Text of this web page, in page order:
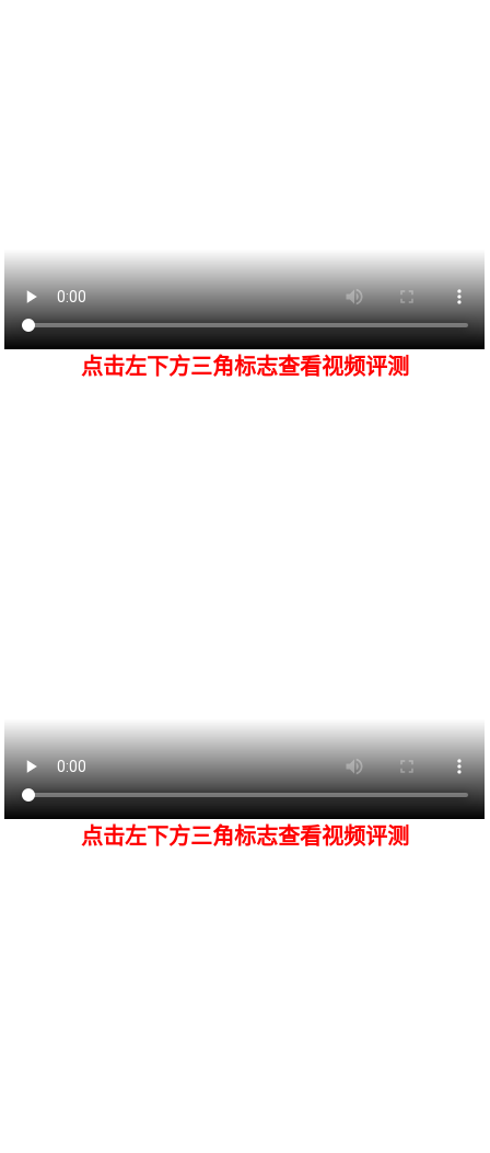
点击左下方三角标志查看视频评测
点击左下方三角标志查看视频评测